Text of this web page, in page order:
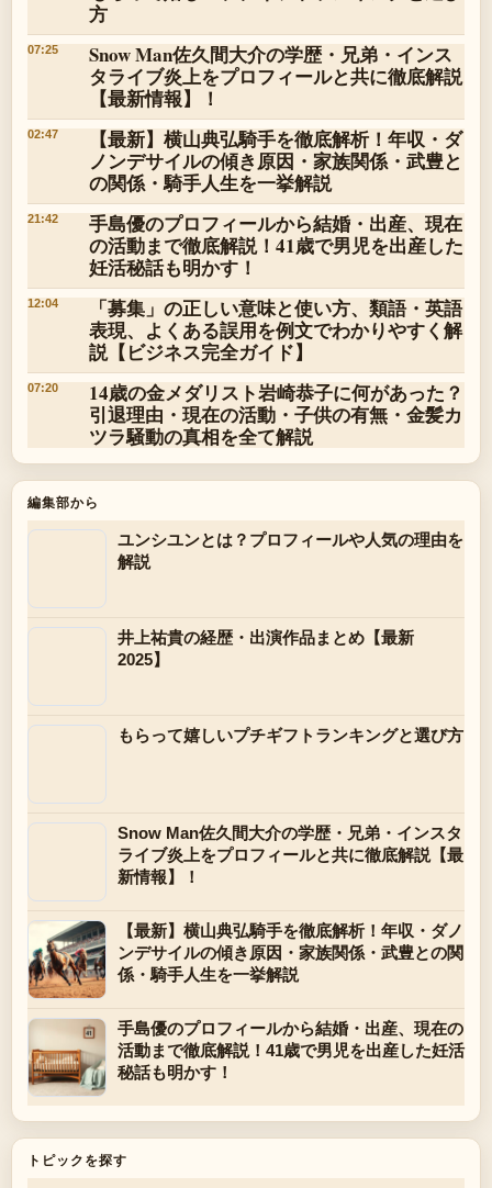
方
07:25
Snow Man佐久間大介の学歴・兄弟・インス
タライブ炎上をプロフィールと共に徹底解説
【最新情報】！
02:47
【最新】横山典弘騎手を徹底解析！年収・ダ
ノンデサイルの傾き原因・家族関係・武豊と
の関係・騎手人生を一挙解説
21:42
手島優のプロフィールから結婚・出産、現在
の活動まで徹底解説！41歳で男児を出産した
妊活秘話も明かす！
12:04
「募集」の正しい意味と使い方、類語・英語
表現、よくある誤用を例文でわかりやすく解
説【ビジネス完全ガイド】
07:20
14歳の金メダリスト岩崎恭子に何があった？
引退理由・現在の活動・子供の有無・金髪カ
ツラ騒動の真相を全て解説
編集部から
ユンシユンとは？プロフィールや人気の理由を
解説
井上祐貴の経歴・出演作品まとめ【最新
2025】
もらって嬉しいプチギフトランキングと選び方
Snow Man佐久間大介の学歴・兄弟・インスタ
ライブ炎上をプロフィールと共に徹底解説【最
新情報】！
【最新】横山典弘騎手を徹底解析！年収・ダノ
ンデサイルの傾き原因・家族関係・武豊との関
係・騎手人生を一挙解説
手島優のプロフィールから結婚・出産、現在の
活動まで徹底解説！41歳で男児を出産した妊活
秘話も明かす！
トピックを探す